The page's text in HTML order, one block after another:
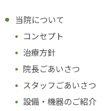
当院について
コンセプト
治療方針
院長ごあいさつ
スタッフごあいさつ
設備・機器のご紹介